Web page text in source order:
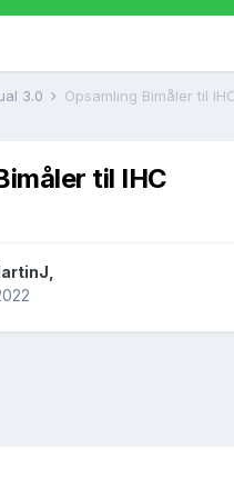
3.0 Opsamling Bimåler til
til IHC